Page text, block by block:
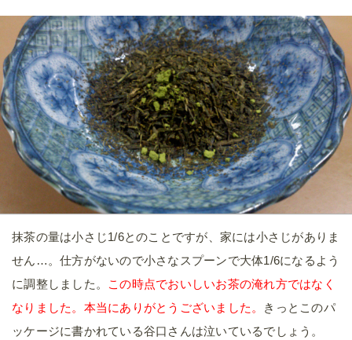
抹茶の量は小さじ1/6とのことですが、家には小さじがありま
せん…。仕方がないので小さなスプーンで大体1/6になるよう
に調整しました。
この時点でおいしいお茶の淹れ方ではなく
なりました。本当にありがとうございました。
きっとこのパ
ッケージに書かれている谷口さんは泣いているでしょう。